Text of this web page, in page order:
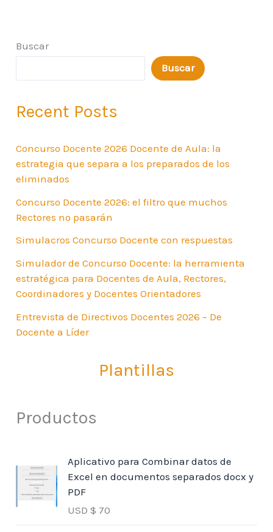
Buscar
Buscar
Recent Posts
Concurso Docente 2026 Docente de Aula: la
estrategia que separa a los preparados de los
eliminados
Concurso Docente 2026: el filtro que muchos
Rectores no pasarán
Simulacros Concurso Docente con respuestas
Simulador de Concurso Docente: la herramienta
estratégica para Docentes de Aula, Rectores,
Coordinadores y Docentes Orientadores
Entrevista de Directivos Docentes 2026 – De
Docente a Líder
Plantillas
Productos
Aplicativo para Combinar datos de
Excel en documentos separados docx y
PDF
USD $ 70